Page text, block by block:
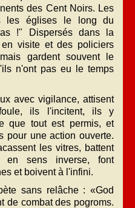
des Cent Noirs. Les
les églises le long du
!" Dispersés dans la
visite et des policiers
gardent souvent le
n'ont pas eu le temps
avec vigilance, attisent
ils l'incitent, ils y
que tout est permis, et
pour une action ouverte.
les vitres, battent
en sens inverse, font
et boivent à l'infini.
sans relâche : «God
de combat des pogroms.